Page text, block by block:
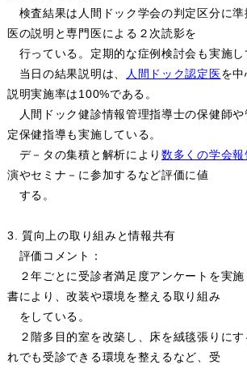
検査結果は人間ドック学会の判定区分に準
医の説明と専門医による２次読影を
行っている。定期的な症例検討会も実施し
当日の結果説明は、
人間ドック認定医を
説明実施率は100%である。
人間ドック健診情報管理指導士の保健師
定保健指導も実施している。
デ－タの集積と解析により数多くの学会
演やセミナ－に参加するなど評価に値
する。
3. 質向上の取り組みと情報共有
評価コメント：
２年ごとに受診者満足度アンケートを実
書により、改装や環境を整える取り組み
をしている。
２階多目的室を改築し、床を絨毯張りにす
れでも受診できる環境を整えるなど、受